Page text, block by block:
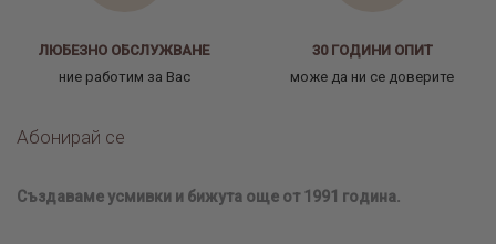
ЛЮБЕЗНО ОБСЛУЖВАНЕ
ние работим за Вас
30 ГОДИНИ ОПИТ
може да ни се доверите
Абонирай се
Създаваме усмивки и бижута още от 1991 година.